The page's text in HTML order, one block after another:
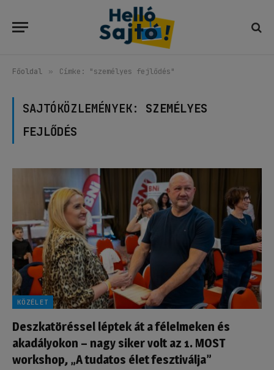
Főoldal » Címke: "személyes fejlődés"
SAJTÓKÖZLEMÉNYEK: SZEMÉLYES
FEJLŐDÉS
KÖZÉLET
Deszkatöréssel léptek át a félelmeken és
akadályokon – nagy siker volt az 1. MOST
workshop, „A tudatos élet fesztiválja”